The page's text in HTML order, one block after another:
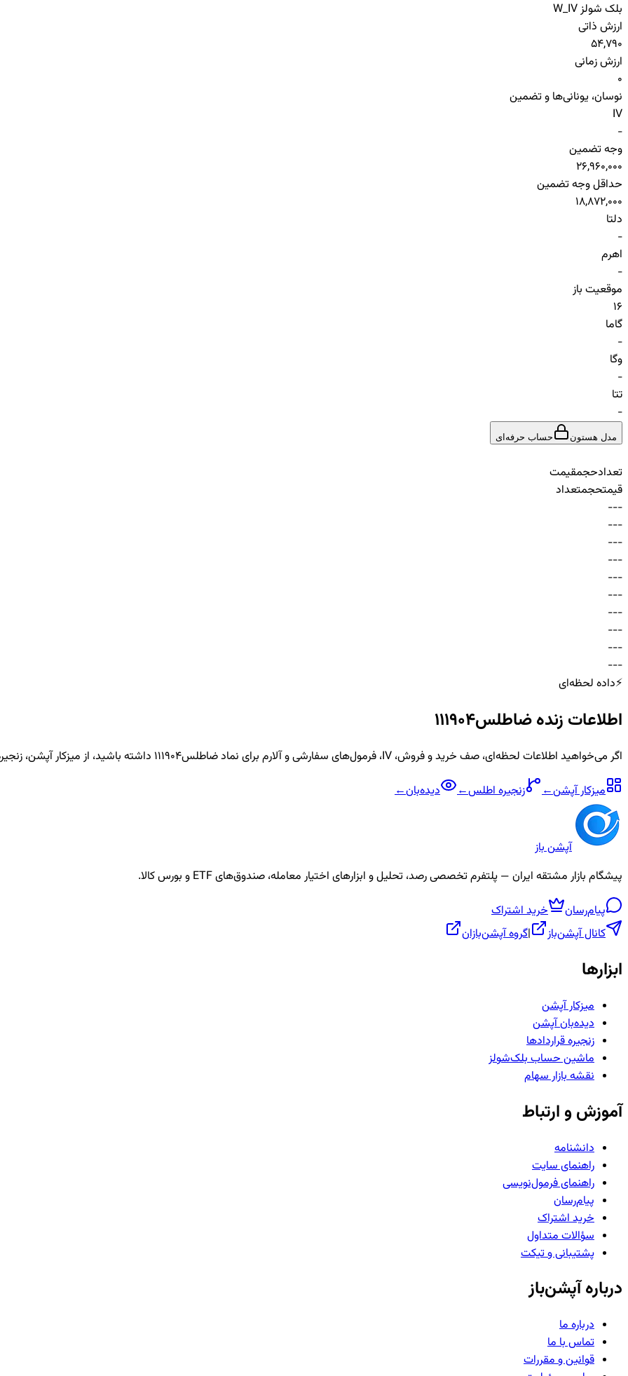
بلک شولز W_IV
ارزش ذاتی
54,790
ارزش زمانی
0
نوسان، یونانی‌ها و تضمین
IV
-
وجه تضمین
26,960,000
حداقل وجه تضمین
18,872,000
دلتا
-
اهرم
-
موقعیت باز
16
گاما
-
وگا
-
تتا
-
مدل هستون حساب حرفه‌ای
تعدادحجمقیمت
قیمتحجمتعداد
-
-
-
-
-
-
-
-
-
-
-
-
-
-
-
-
-
-
-
-
-
-
-
-
-
-
-
-
-
-
⚡داده لحظه‌ای
اطلاعات زندهضاطلس111904
اگر می‌خواهید اطلاعات لحظه‌ای، صف خرید و فروش، IV، فرمول‌های سفارشی و آلارم برای نماد ضاطلس111904
داشته باشید، از میزکار آپشن،
میزکار آپشن← زنجیرهاطلس← دیده‌بان←
آپشن باز
پیشگام بازار مشتقه ایران — پلتفرم تخصصی رصد، تحلیل و ابزارهای اختیار معامله، صندوق‌های ETF و بورس کالا.
پیام‌رسان
خرید اشتراک
کانال آپشن‌باز
|گروه آپشن‌بازان
ابزارها
میزکار آپشن
دیده‌بان آپشن
زنجیره قراردادها
ماشین حساب بلک‌شولز
نقشه بازار سهام
آموزش و ارتباط
دانشنامه
راهنمای سایت
راهنمای فرمول‌نویسی
پیام‌رسان
خرید اشتراک
سؤالات متداول
پشتیبانی و تیکت
درباره آپشن‌باز
درباره ما
تماس با ما
قوانین و مقررات